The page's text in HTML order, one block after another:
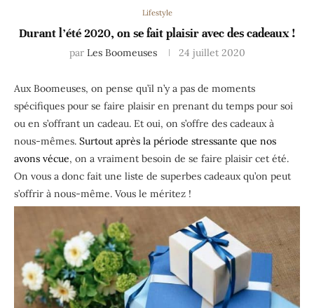
Lifestyle
Durant l’été 2020, on se fait plaisir avec des cadeaux !
par Les Boomeuses 24 juillet 2020
Aux Boomeuses, on pense qu’il n’y a pas de moments
spécifiques pour se faire plaisir en prenant du temps pour soi
ou en s’offrant un cadeau. Et oui, on s’offre des cadeaux à
nous-mêmes. Surtout après la période stressante que nos
avons vécue, on a vraiment besoin de se faire plaisir cet été.
On vous a donc fait une liste de superbes cadeaux qu’on peut
s’offrir à nous-même. Vous le méritez !